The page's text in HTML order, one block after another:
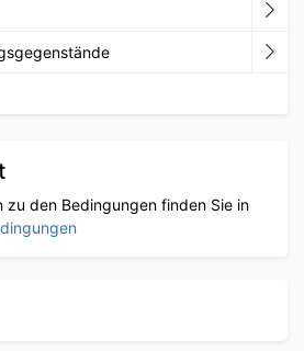
zu den Bedingungen finden Sie in